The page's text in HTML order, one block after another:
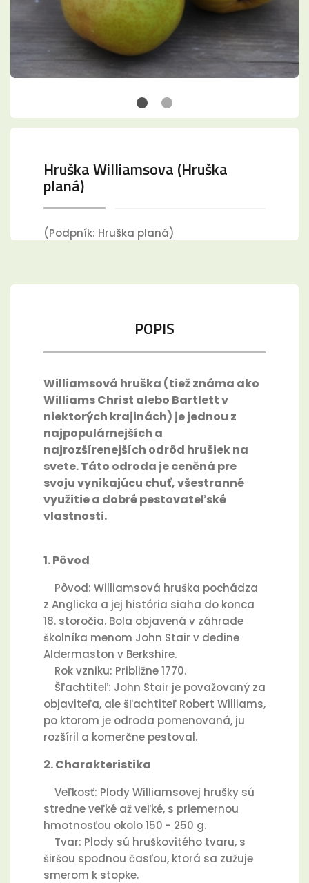
Hruška Williamsova (Hruška
planá)
(Podpník: Hruška planá)
POPIS
Williamsová hruška (tiež známa ako
Williams Christ alebo Bartlett v
niektorých krajinách) je jednou z
najpopulárnejších a
najrozšírenejších odrôd hrušiek na
svete. Táto odroda je ceněná pre
svoju vynikajúcu chuť, všestranné
využitie a dobré pestovateľské
vlastnosti.
1. Pôvod
Pôvod: Williamsová hruška pochádza
z Anglicka a jej história siaha do konca
18. storočia. Bola objavená v záhrade
školníka menom John Stair v dedine
Aldermaston v Berkshire.
Rok vzniku: Približne 1770.
Šľachtiteľ: John Stair je považovaný za
objaviteľa, ale šľachtiteľ Robert Williams,
po ktorom je odroda pomenovaná, ju
rozšíril a komerčne pestoval.
2. Charakteristika
Veľkosť: Plody Williamsovej hrušky sú
stredne veľké až veľké, s priemernou
hmotnosťou okolo 150 - 250 g.
Tvar: Plody sú hruškovitého tvaru, s
širšou spodnou časťou, ktorá sa zužuje
smerom k stopke.